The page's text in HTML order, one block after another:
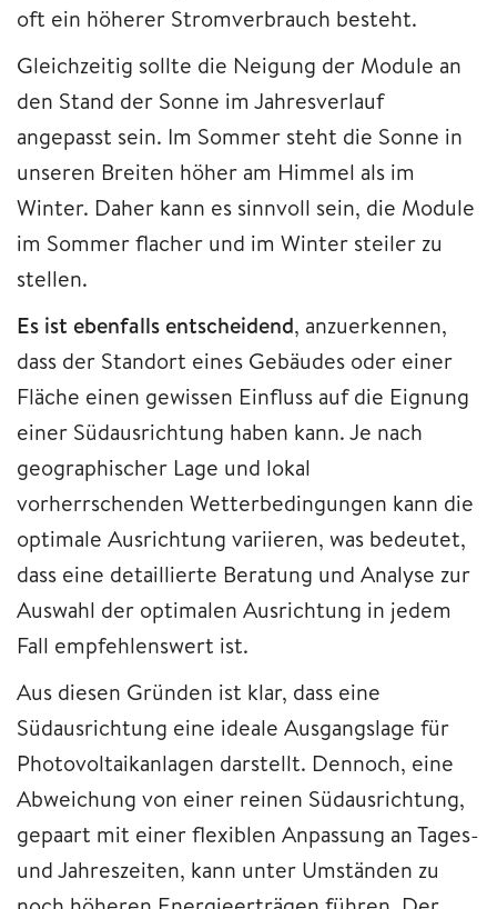
oft ein höherer Stromverbrauch besteht.
Gleichzeitig sollte die Neigung der Module an
den Stand der Sonne im Jahresverlauf
angepasst sein. Im Sommer steht die Sonne in
unseren Breiten höher am Himmel als im
Winter. Daher kann es sinnvoll sein, die Module
im Sommer flacher und im Winter steiler zu
stellen.
Es ist ebenfalls entscheidend, anzuerkennen,
dass der Standort eines Gebäudes oder einer
Fläche einen gewissen Einfluss auf die Eignung
einer Südausrichtung haben kann. Je nach
geographischer Lage und lokal
vorherrschenden Wetterbedingungen kann die
optimale Ausrichtung variieren, was bedeutet,
dass eine detaillierte Beratung und Analyse zur
Auswahl der optimalen Ausrichtung in jedem
Fall empfehlenswert ist.
Aus diesen Gründen ist klar, dass eine
Südausrichtung eine ideale Ausgangslage für
Photovoltaikanlagen darstellt. Dennoch, eine
Abweichung von einer reinen Südausrichtung,
gepaart mit einer flexiblen Anpassung an Tages-
und Jahreszeiten, kann unter Umständen zu